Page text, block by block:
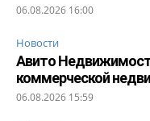
06.08.2026 16:00
Новости
Авито
коммерческой
06.08.2026 15:59